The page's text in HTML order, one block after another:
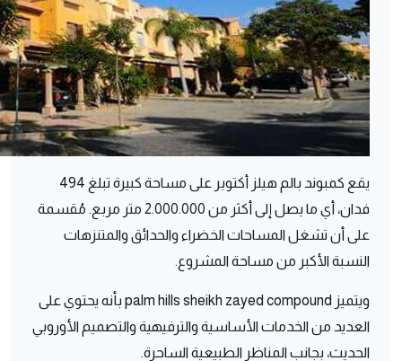
يقع كمبوند بالم هيلز أكتوبر على مساحة كبيرة تبلغ 494
فدان، أي ما يصل إلى أكثر من 2.000.000 متر مربع. مُقسمة
على أن تشغل المساحات الخضراء والحدائق والمتنزهات
النسبة الأكبر من مساحة المشروع.
ويتميز palm hills sheikh zayed compound بأنه يحتوي على
العديد من الخدمات الأساسية والترفيهية والتصميم الأوروبي
الحديث، بجانب المناظر الطبيعية الساحرة.